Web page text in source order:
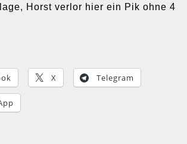
Horst verlor hier ein Pik ohne 4
X Telegram